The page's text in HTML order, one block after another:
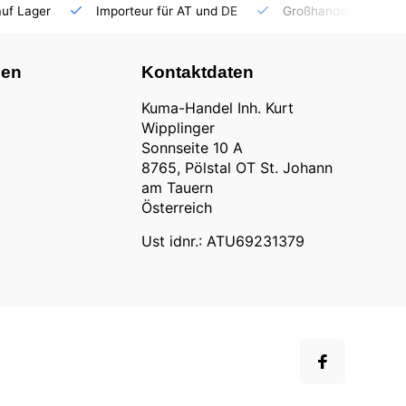
Lager Importeur für AT und DE Großhandel
Kontaktdaten
Kuma-Handel Inh. Kurt
Wipplinger
Sonnseite 10 A
8765, Pölstal OT St. Johann
am Tauern
Österreich
Ust idnr.: ATU69231379